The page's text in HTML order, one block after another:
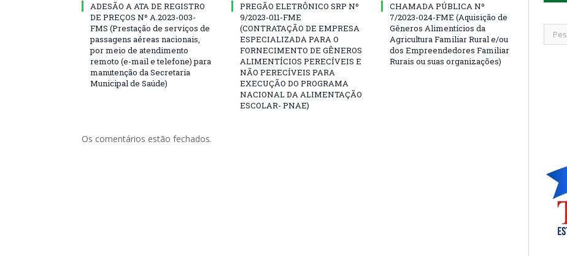
ADESÃO A ATA DE REGISTRO
DE PREÇOS Nº A.2023-003-
FMS (Prestação de serviços de
passagens aéreas nacionais,
por meio de atendimento
remoto (e-mail e telefone) para
manutenção da Secretaria
Municipal de Saúde)
PREGÃO ELETRÔNICO SRP Nº
9/2023-011-FME
(CONTRATAÇÃO DE EMPRESA
ESPECIALIZADA PARA O
FORNECIMENTO DE GÊNEROS
ALIMENTÍCIOS PERECÍVEIS E
NÃO PERECÍVEIS PARA
EXECUÇÃO DO PROGRAMA
NACIONAL DA ALIMENTAÇÃO
ESCOLAR- PNAE)
CHAMADA PÚBLICA Nº
7/2023-024-FME (Aquisição de
Gêneros Alimentícios da
Agricultura Familiar Rural e/ou
dos Empreendedores Familiar
Rurais ou suas organizações)
Os comentários estão fechados.